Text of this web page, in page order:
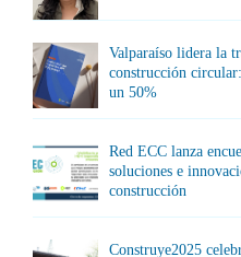
Valparaíso lidera la
construcción
un 50%
Red ECC lanza
soluciones e
construcción
Construye2025